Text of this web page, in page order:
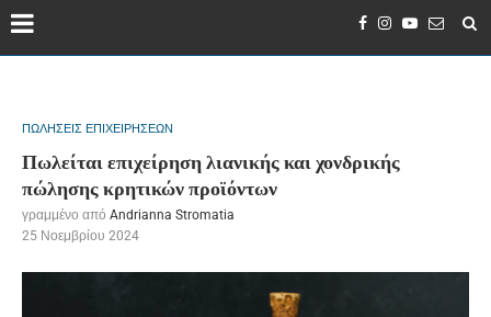
ΠΩΛΗΣΕΙΣ ΕΠΙΧΕΙΡΗΣΕΩΝ
Πωλείται επιχείρηση λιανικής και χονδρικής
πώλησης κρητικών προϊόντων
γραμμένο από Andrianna Stromatia
25 Νοεμβρίου 2024